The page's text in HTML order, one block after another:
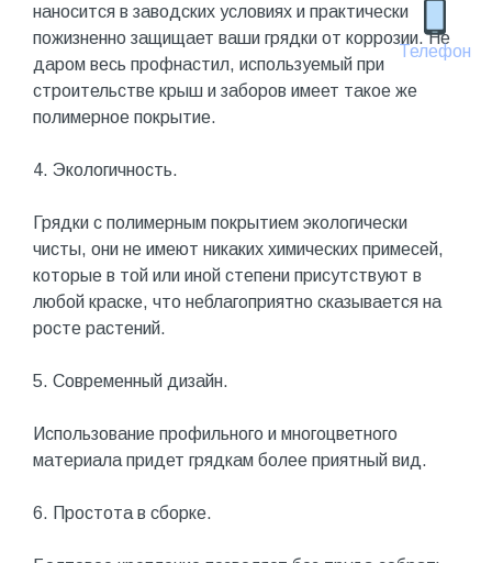
Телефон
наносится в заводских условиях и практически
пожизненно защищает ваши грядки от коррозии. Не
даром весь профнастил, используемый при
строительстве крыш и заборов имеет такое же
полимерное покрытие.
4. Экологичность.
Грядки с полимерным покрытием экологически
чисты, они не имеют никаких химических примесей,
которые в той или иной степени присутствуют в
любой краске, что неблагоприятно сказывается на
росте растений.
5. Современный дизайн.
Использование профильного и многоцветного
материала придет грядкам более приятный вид.
6. Простота в сборке.